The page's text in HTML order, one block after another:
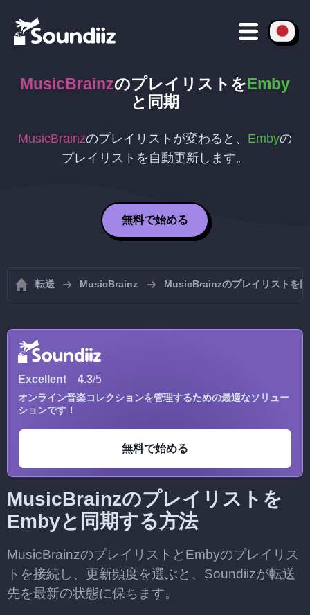
MusicBrainzのプレイリストをEmby
と同期
MusicBrainzのプレイリストが変わると、 Embyの
プレイリストを自動更新します。
無料で始める
転送 MusicBrainz MusicBrainzのプレイリストを
Excellent 4.3/5
オンライン音楽コレクションを管理するための最適なソリュー
ションです！
無料で始める
MusicBrainzのプレイリストを
Embyと同期する方法
MusicBrainzのプレイリストとEmbyのプレイリス
トを接続し、更新頻度を選ぶと、Soundiizが転送
先を最新の状態に保ちます。